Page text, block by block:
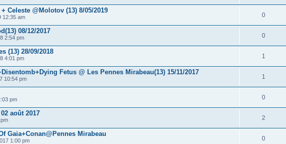
Celeste @Molotov (13) 8/05/2019
12:35 am 0
08/12/2017
2:54 pm 0
(13) 28/09/2018
4:01 pm 1
Fetus @ Les Pennes Mirabeau(13) 15/11/2017
10:54 pm 1
pm 0
août 2017
2
Gaia+Conan@Pennes Mirabeau
1:00 pm 0